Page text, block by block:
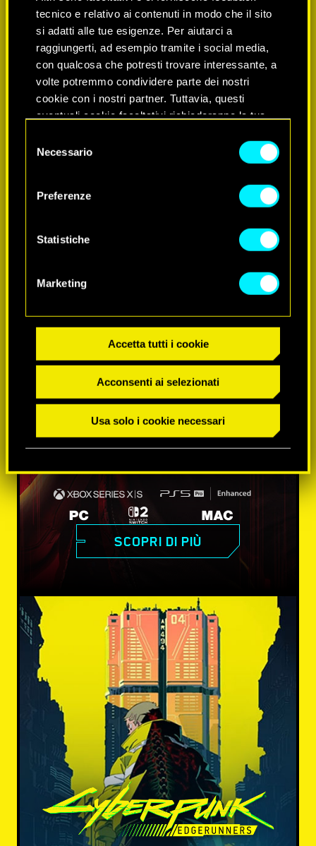
tecnico e relativo ai contenuti in modo che il sito
si adatti alle tue esigenze. Per aiutarci a
raggiungerti, ad esempio tramite i social media,
con qualcosa che potresti trovare interessante, a
volte potremmo condividere parte dei nostri
cookie con i nostri partner. Tuttavia, questi
eventuali cookie facoltativi richiederanno la tua
Tutti i dettagli su come utilizziamo i cookie e su
disponibili nel menu "Impostazioni" qui sotto.
delNecessario
Preferenze
Statistiche
Marketing
Accetta tutti i cookie
Acconsenti ai selezionati
Usa solo i cookie necessari
SCOPRI DI PIÙ